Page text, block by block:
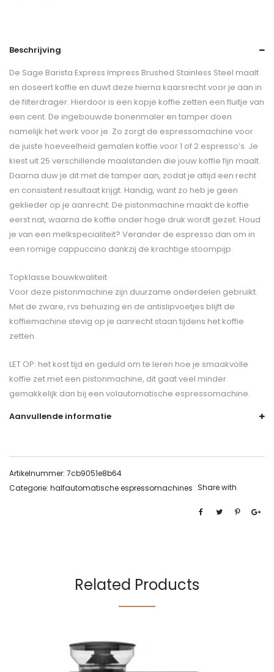
Beschrijving
De Sage Barista Express Impress Brushed Stainless Steel maalt
en doseert koffie en duwt deze hierna kaarsrecht voor je aan in
de filterdrager. Hierdoor is een kopje koffie zetten een fluitje van
een cent. De ingebouwde bonenmaler en tamper doen
namelijk het werk voor je. Zo zorgt de espressomachine voor
de juiste hoeveelheid gemalen koffie voor 1 of 2 espresso’s. Je
kiest uit 25 verschillende maalstanden die jouw koffie fijn maalt.
Daarna duw je dit met de tamper aan, zodat je altijd een recht
en consistent resultaat krijgt. Handig, want zo heb je geen
geklieder op je aanrecht. De pistonmachine maakt de koffie
eerst nat, waarna de koffie onder hoge druk wordt gezet. Houd
je van een melkspecialiteit? Verander de espresso dan om in
een romige cappuccino dankzij de krachtige stoompijp.
Topklasse bouwkwaliteit
Voor deze pistonmachine zijn duurzame onderdelen gebruikt.
Met de zware, rvs behuizing en de antislipvoetjes blijft de
koffiemachine stevig op je aanrecht staan tijdens het koffie
zetten.
LET OP: het kost tijd en geduld om te leren hoe je smaakvolle
koffie zet met een pistonmachine, dit gaat veel minder
gemakkelijk dan bij een volautomatische espressomachine.
Aanvullende informatie
Artikelnummer: 7cb9051e8b64
Categorie: halfautomatische espressomachines Share with
Related Products